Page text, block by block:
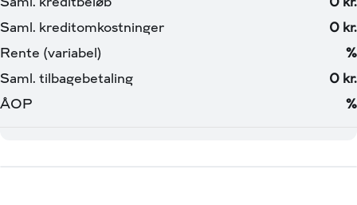
Lørdag - Søndag kl 11.00 - 16.00
📞36 19 70 00
💻 www.viabiler.dk
📧 4410fm@viabiler.dk
📍 Gammel Køgelandevej 127
🚗 Via Biler – Toyota Valby